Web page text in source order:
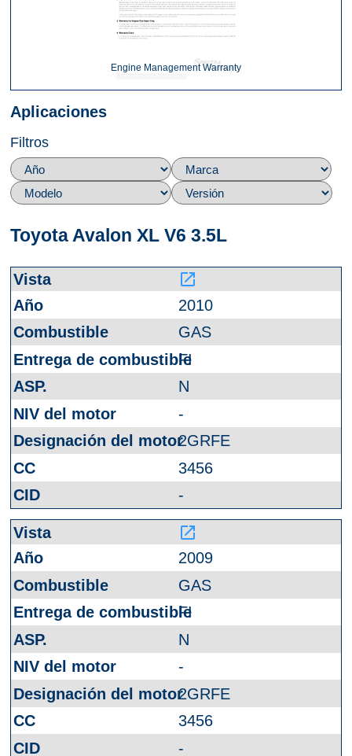
Engine Management Warranty
Aplicaciones
Filtros
Toyota Avalon XL V6 3.5L
launch
2010
GAS
FI
N
-
2GRFE
3456
-
launch
2009
GAS
FI
N
-
2GRFE
3456
-